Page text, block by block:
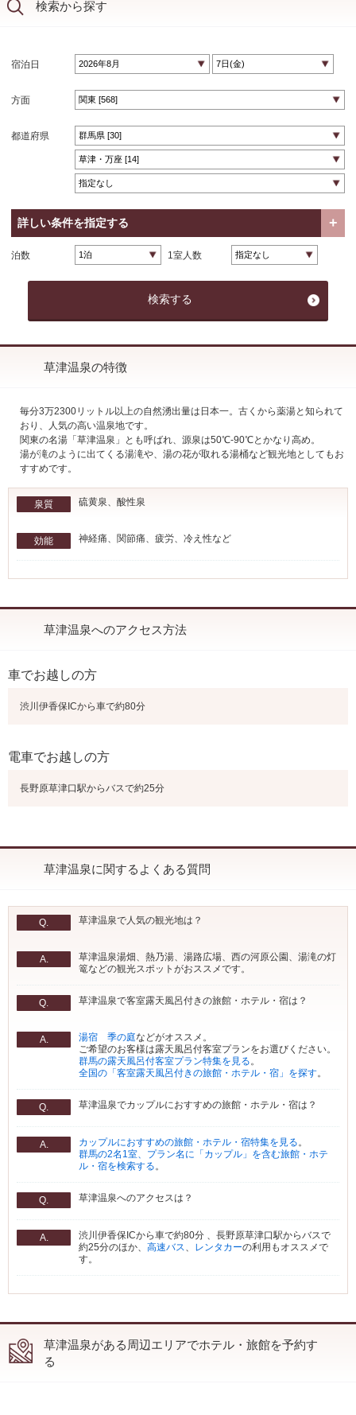
検索から探す
宿泊日
方面
都道府県
詳しい条件を指定する
泊数 1室人数
草津温泉の特徴
毎分3万2300リットル以上の自然湧出量は日本一。古くから薬湯と知られて
おり、人気の高い温泉地です。
関東の名湯「草津温泉」とも呼ばれ、源泉は50℃-90℃とかなり高め。
湯が滝のように出てくる湯滝や、湯の花が取れる湯桶など観光地としてもお
すすめです。
泉質 硫黄泉、酸性泉
効能 神経痛、関節痛、疲労、冷え性など
草津温泉へのアクセス方法
車でお越しの方
渋川伊香保ICから車で約80分
電車でお越しの方
長野原草津口駅からバスで約25分
草津温泉に関するよくある質問
Q. 草津温泉で人気の観光地は？
A.
草津温泉湯畑、熱乃湯、湯路広場、西の河原公園、湯滝の灯
篭などの観光スポットがおススメです。
Q. 草津温泉で客室露天風呂付きの旅館・ホテル・宿は？
A. 湯宿 季の庭などがオススメ。
ご希望のお客様は露天風呂付客室プランをお選びください。
群馬の露天風呂付客室プラン特集を見る 。
全国の「客室露天風呂付きの旅館・ホテル・宿」を探す。
Q. 草津温泉でカップルにおすすめの旅館・ホテル・宿は？
A. カップルにおすすめの旅館・ホテル・宿特集を見る 。
群馬の2名1室、プラン名に「カップル」を含む旅館・ホテ
ル・宿を検索する 。
Q. 草津温泉へのアクセスは？
A.
渋川伊香保ICから車で約80分 、長野原草津口駅からバスで
約25分のほか、 高速バス レンタカーの利用もオススメで
す。
草津温泉がある周辺エリアでホテル・旅館を予約す
る